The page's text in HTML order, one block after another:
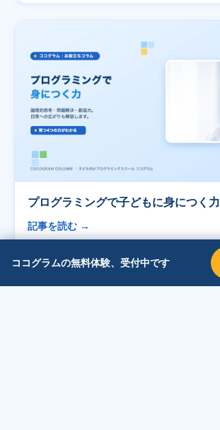
プログラミングで子どもに身につく力
記事を読む →
ココグラムの無料体験、受付中です